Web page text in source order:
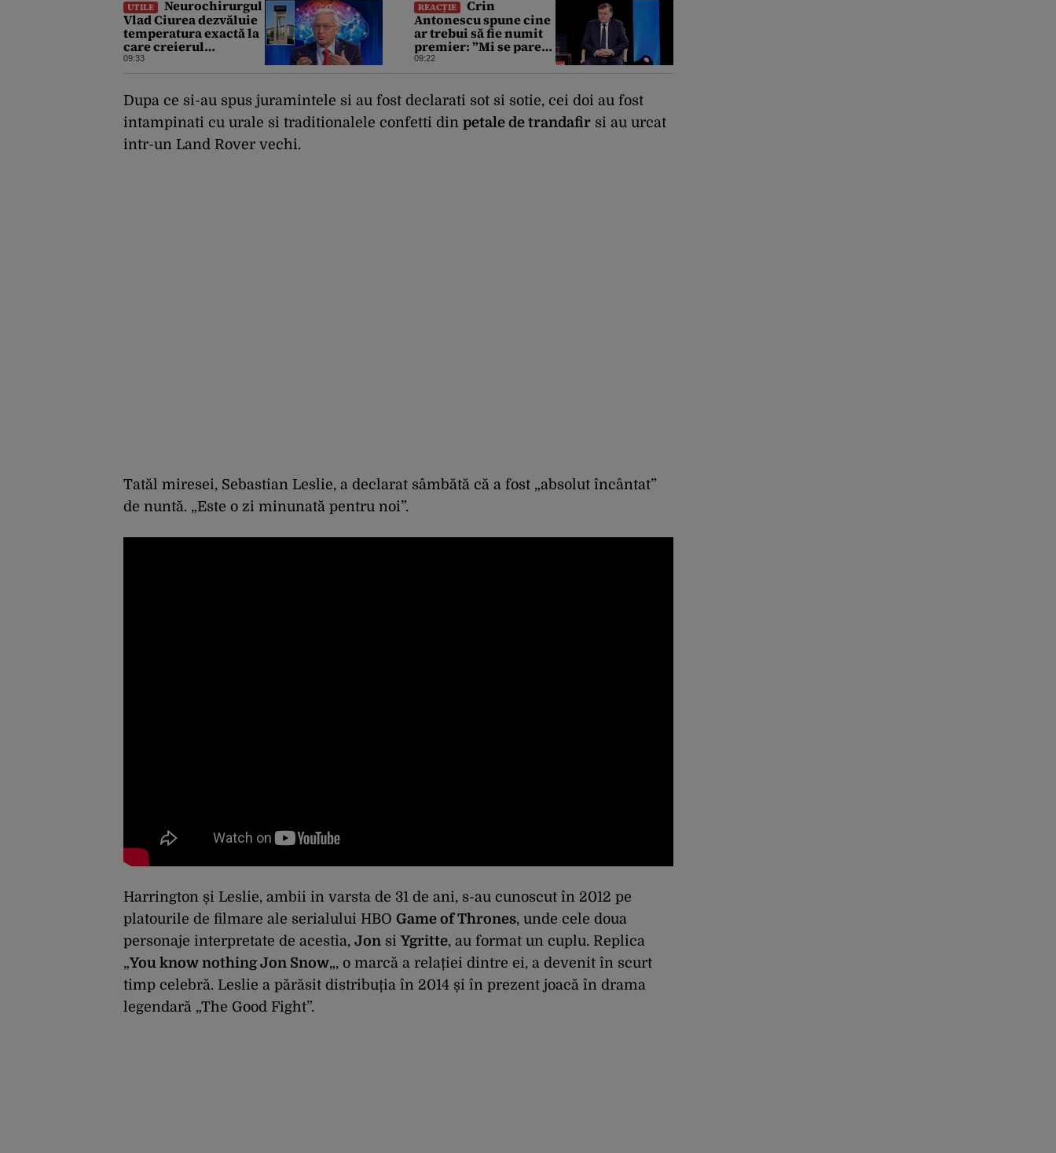
UTILE
Neurochirurgul
Vlad Ciurea dezvăluie
temperatura exactă la
care creierul
funcționează perfect.
grade Celsius
09:33
REACȚIE
Crin
Antonescu spune cine
ar trebui să fie numit
premier: ”Mi se pare
că Nazare e singura
09:22
Dupa ce si-au spus juramintele si au fost declarati sot si sotie, cei doi au fost
intampinati cu urale si traditionalele confetti din petale de trandafir si au urcat
intr-un Land Rover vechi.
Tatăl miresei, Sebastian Leslie, a declarat sâmbătă că a fost „absolut încântat”
de nuntă. „Este o zi minunată pentru noi”.
Harrington și Leslie, ambii in varsta de 31 de ani, s-au cunoscut în 2012 pe
platourile de filmare ale serialului HBO Game of Thrones, unde cele doua
personaje interpretate de acestia, Jon si Ygritte, au format un cuplu. Replica
„You know nothing Jon Snow„, o marcă a relației dintre ei, a devenit în scurt
timp celebră. Leslie a părăsit distribuția în 2014 și în prezent joacă în drama
legendară „The Good Fight”.